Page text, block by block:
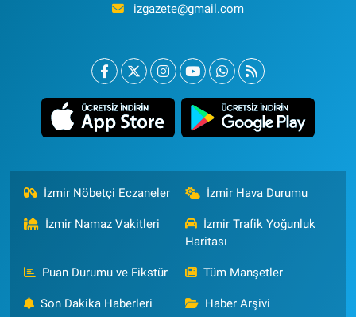
izgazete@gmail.com
İzmir Nöbetçi Eczaneler İzmir Hava Durumu
İzmir Namaz Vakitleri
İzmir Trafik Yoğunluk
Haritası
Puan Durumu ve Fikstür Tüm Manşetler
Son Dakika Haberleri Haber Arşivi